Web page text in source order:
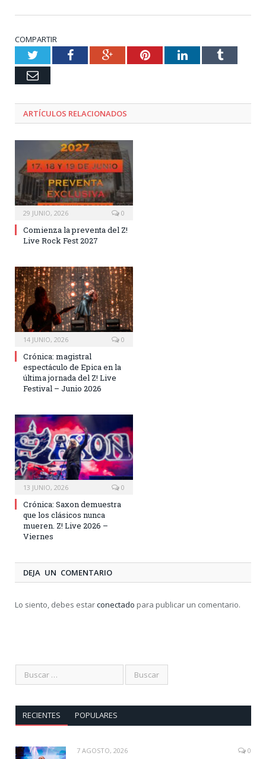
COMPARTIR
TwitterFacebookGoogle+PinterestLinkedInTumblr
Email
ARTÍCULOS RELACIONADOS
29 JUNIO, 2026 0
Comienza la preventa del Z!
Live Rock Fest 2027
14 JUNIO, 2026 0
Crónica: magistral
espectáculo de Epica en la
última jornada del Z! Live
Festival – Junio 2026
13 JUNIO, 2026 0
Crónica: Saxon demuestra
que los clásicos nunca
mueren. Z! Live 2026 –
Viernes
DEJA UN COMENTARIO
Lo siento, debes estarconectado para publicar un comentario.
RECIENTES POPULARES
7 AGOSTO, 2026 0